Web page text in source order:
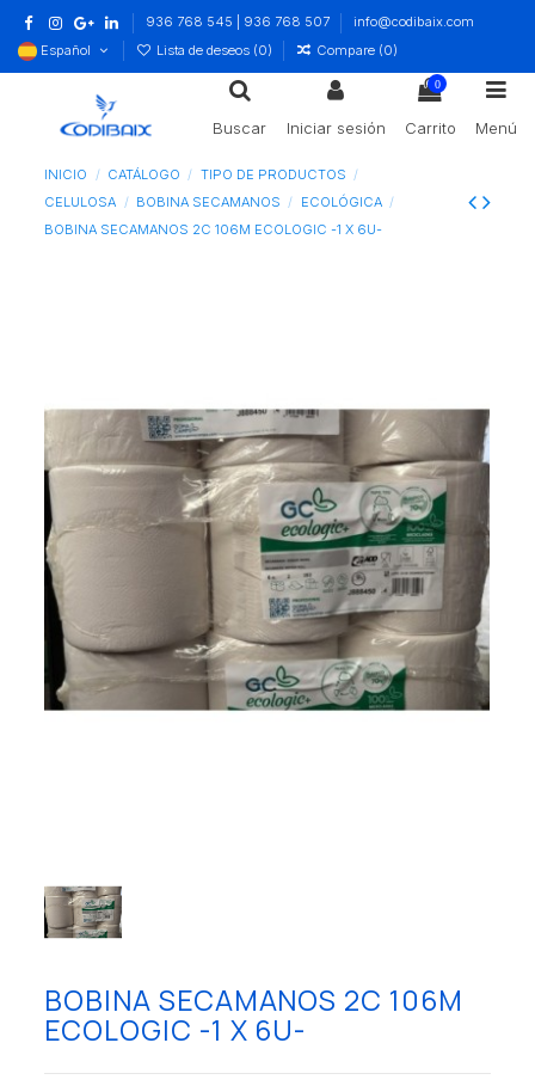
936 768 545 | 936 768 507
info@codibaix.com
Español
Lista de deseos (0) Compare (0)
Buscar Iniciar sesión
0
Carrito Menú
INICIO CATÁLOGO
TIPO DE PRODUCTOS
CELULOSA
BOBINA SECAMANOS
ECOLÓGICA
BOBINA SECAMANOS 2C 106M ECOLOGIC -1 X 6U-
BOBINA SECAMANOS 2C 106M
ECOLOGIC -1 X 6U-